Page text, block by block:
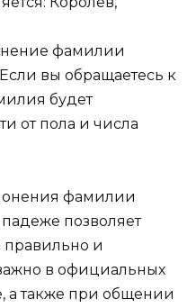
фамилии
вы обращаетесь к
будет
от пола и числа
фамилии
позволяет
правильно и
в официальных
а также при общении